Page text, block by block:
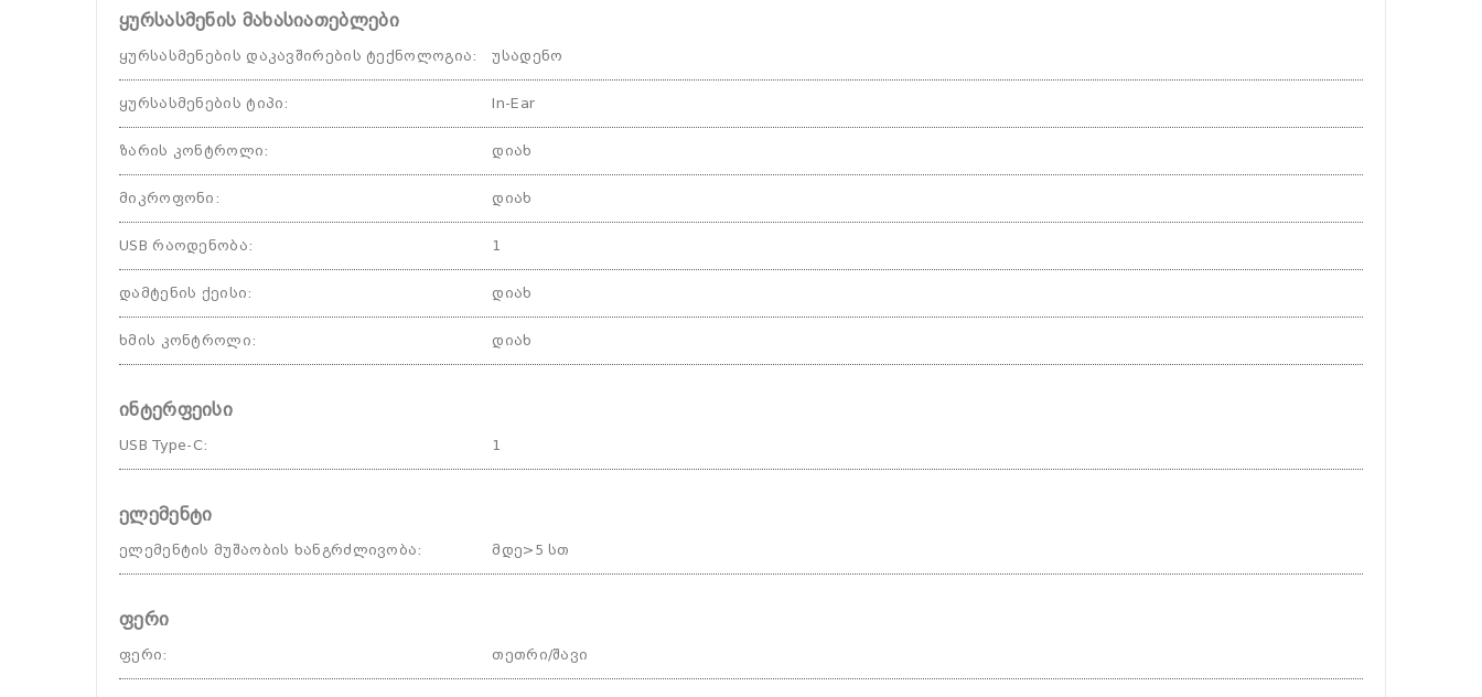
ყურსასმენის მახასიათებლები
ყურსასმენების დაკავშირების ტექნოლოგია: უსადენო
ყურსასმენების ტიპი: In-Ear
ზარის კონტროლი: დიახ
მიკროფონი : დიახ
USB რაოდენობა: 1
დამტენის ქეისი: დიახ
ხმის კონტროლი: დიახ
ინტერფეისი
USB Type-C: 1
ელემენტი
ელემენტის მუშაობის ხანგრძლივობა: მდე>5 სთ
ფერი
ფერი: თეთრი/შავი